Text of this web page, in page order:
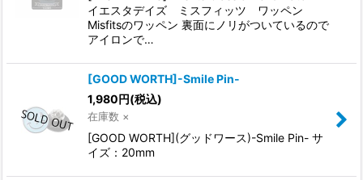
イエスタデイズ ミスフィッツ ワッペン
Misfitsのワッペン 裏面にノリがついているので
アイロンで…
[GOOD WORTH]-Smile Pin-
1,980円(税込)
在庫数 ×
[GOOD WORTH](グッドワース)-Smile Pin- サ
イズ：20mm